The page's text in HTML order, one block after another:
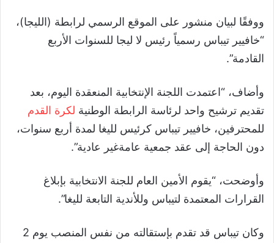
ووفقًا لبيان منشور على الموقع الرسمي لرابطة (الليجا)،
“خافيير تيباس رسمياً رئيس لا ليجا للسنوات الأربع
القادمة”.
وأضاف، “اعتمدت اللجنة الإنتخابية المنعقدة اليوم، بعد
تقديم ترشيح واحد لرئاسة الرابطة الوطنية لكرة القدم
للمحترفين، خافيير تيباس كرئيس لليغا لمدة أربع سنوات،
دون الحاجة إلى عقد جمعية عامةغير عادية”.
وأوضحت، “يقوم الأمين العام للجنة الانتخابية بإبلاغ
القرارات المعتمدة لتيباس وللأندية التابعة لليغا”.
وكان تيباس قد تقدم بإستقالته من نفس المنصب يوم 2